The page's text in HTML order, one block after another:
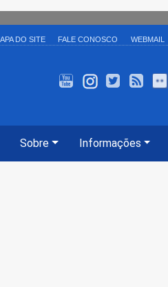
DO SITE FALE CONOSCO WEBMAIL
INMET TV
Instagram
Twitter
Sobre Informações